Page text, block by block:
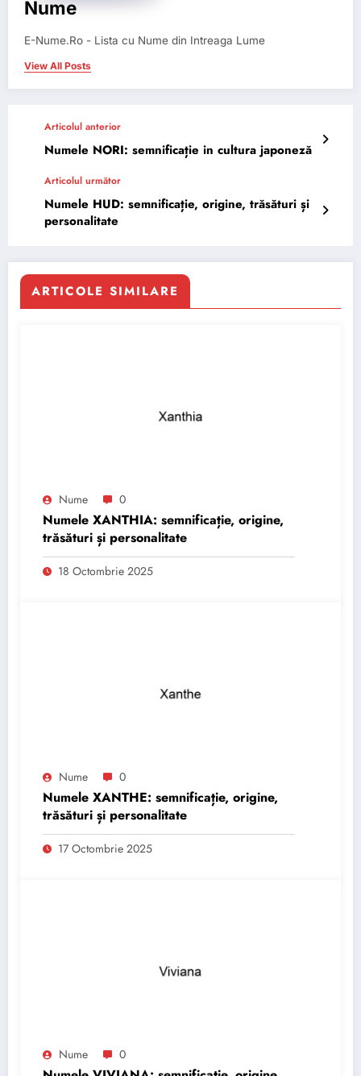
Nume
E-Nume.Ro - Lista cu Nume din Intreaga Lume
View All Posts
Articolul anterior
Numele NORI: semnificație in cultura japoneză
Articolul următor
Numele HUD: semnificație, origine, trăsături și
personalitate
ARTICOLE SIMILARE
Nume 0
Numele XANTHIA: semnificație, origine,
trăsături și personalitate
18 Octombrie 2025
Nume 0
Numele XANTHE: semnificație, origine,
trăsături și personalitate
17 Octombrie 2025
Nume 0